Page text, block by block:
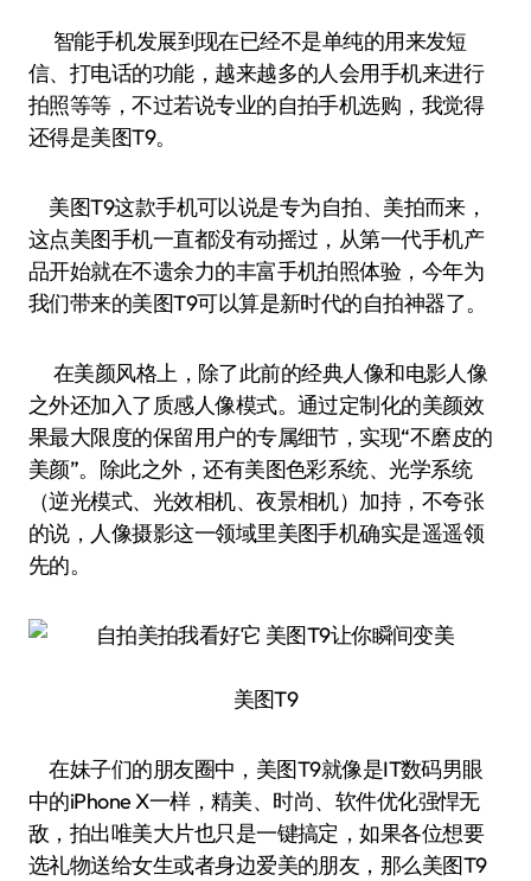
智能手机发展到现在已经不是单纯的用来发短
信、打电话的功能，越来越多的人会用手机来进行
拍照等等，不过若说专业的自拍手机选购，我觉得
还得是美图T9。
美图T9这款手机可以说是专为自拍、美拍而来，
这点美图手机一直都没有动摇过，从第一代手机产
品开始就在不遗余力的丰富手机拍照体验，今年为
我们带来的美图T9可以算是新时代的自拍神器了。
在美颜风格上，除了此前的经典人像和电影人像
之外还加入了质感人像模式。通过定制化的美颜效
果最大限度的保留用户的专属细节，实现“不磨皮的
美颜”。除此之外，还有美图色彩系统、光学系统
（逆光模式、光效相机、夜景相机）加持，不夸张
的说，人像摄影这一领域里美图手机确实是遥遥领
先的。
美图T9
在妹子们的朋友圈中，美图T9就像是IT数码男眼
中的iPhone X一样，精美、时尚、软件优化强悍无
敌，拍出唯美大片也只是一键搞定，如果各位想要
选礼物送给女生或者身边爱美的朋友，那么美图T9